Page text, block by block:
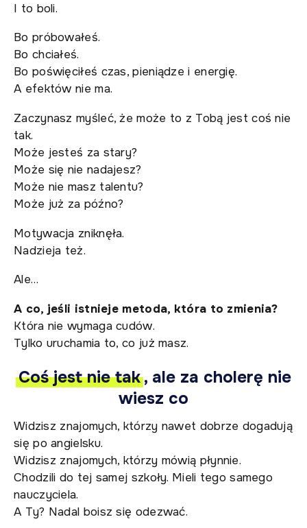
I to boli.
Bo próbowałeś.
Bo chciałeś.
Bo poświęciłeś czas, pieniądze i energię.
A efektów nie ma.
Zaczynasz myśleć, że może to z Tobą jest coś nie
tak.
Może jesteś za stary?
Może się nie nadajesz?
Może nie masz talentu?
Może już za późno?
Motywacja zniknęła.
Nadzieja też.
Ale…
A co, jeśli istnieje metoda, która to zmienia?
Która nie wymaga cudów.
Tylko uruchamia to, co już masz.
Coś jest nie tak , ale za cholerę nie
wiesz co
Widzisz znajomych, którzy nawet dobrze dogadują
się po angielsku.
Widzisz znajomych, którzy mówią płynnie.
Chodzili do tej samej szkoły. Mieli tego samego
nauczyciela.
A Ty? Nadal boisz się odezwać.